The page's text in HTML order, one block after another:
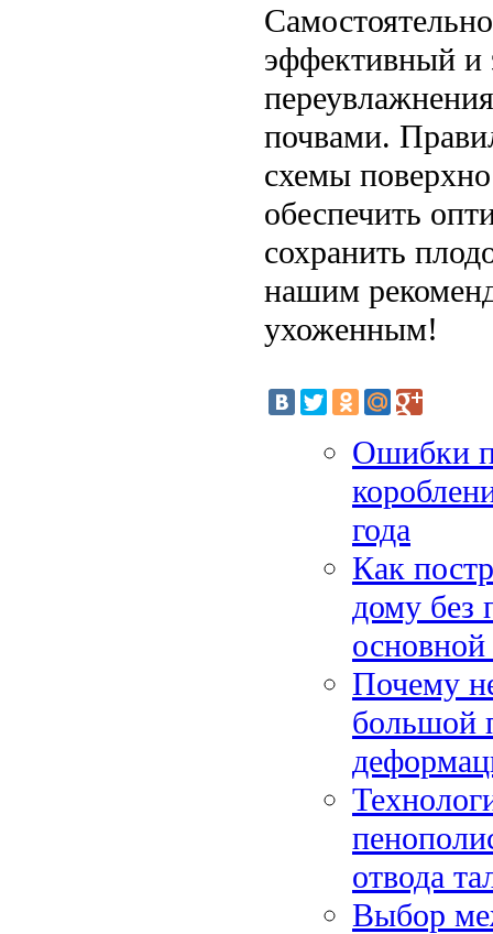
эффективный и
почвами.
схемы
обеспечить
сохранить
нашим
ухоженным!
Ошибки
года
Как
дому без
Почему
большой
отвода
Выбор